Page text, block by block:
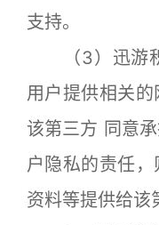
支持。
（3）迅游积
用户提供相关
该第三方 同意
户隐私的责任
资料等提供给该